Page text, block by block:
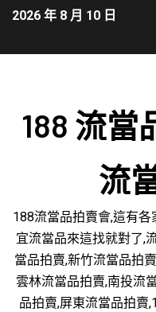
2026 年 8 月 10 日
188 流當
流
188流當品拍賣會,這有
宜流當品來這找就對了,
當品拍賣,新竹流當品拍
雲林流當品拍賣,南投流
品拍賣,屏東流當品拍賣